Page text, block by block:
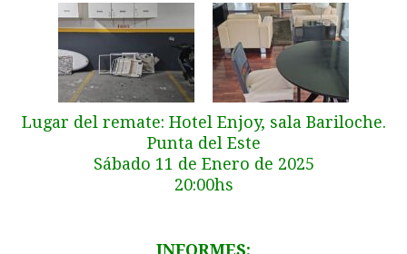
Lugar del remate: Hotel Enjoy, sala Bariloche.
Punta del Este
Sábado 11 de Enero de 2025
20:00hs
INFORMES: